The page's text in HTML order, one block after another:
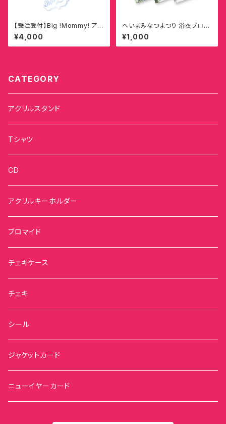
【受注受付】Big !Mommy! アク
リルスタンド【今丘葉月】
¥4,000
へいまみなつまつり 浴衣ブロマ
イド(全35種)
¥1,000
CATEGORY
アクリルスタンド
Tシャツ
CD
アクリルキーホルダー
ブロマイド
チェキケース
チェキ
シール
ジャケットカード
ニューイヤーカード